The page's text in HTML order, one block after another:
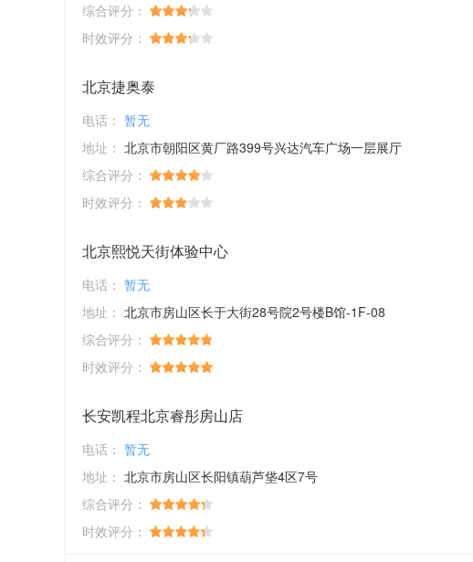
综合评分：
时效评分：
北京捷奥泰
电话： 暂无
地址： 北京市朝阳区黄厂路399号兴达汽车广场一层展厅
综合评分：
时效评分：
北京熙悦天街体验中心
电话： 暂无
地址： 北京市房山区长于大街28号院2号楼B馆-1F-08
综合评分：
时效评分：
长安凯程北京睿彤房山店
电话： 暂无
地址： 北京市房山区长阳镇葫芦垡4区7号
综合评分：
时效评分：